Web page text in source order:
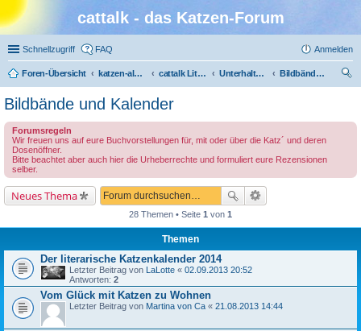
cattalk - das Katzen-Forum
Schnellzugriff FAQ Anmelden
Foren-Übersicht katzen-album.de cattalk Literatur-Café Unterhaltung
Bildbände und Kalender
Bildbände und Kalender
Forumsregeln
Wir freuen uns auf eure Buchvorstellungen für, mit oder über die Katz´ und deren
Dosenöffner.
Bitte beachtet aber auch hier die Urheberrechte und formuliert eure Rezensionen
selber.
Neues Thema
28 Themen • Seite 1 von 1
Themen
Der literarische Katzenkalender 2014
Letzter Beitrag von LaLotte « 02.09.2013 20:52
Antworten: 2
Vom Glück mit Katzen zu Wohnen
Letzter Beitrag von Martina von Ca « 21.08.2013 14:44